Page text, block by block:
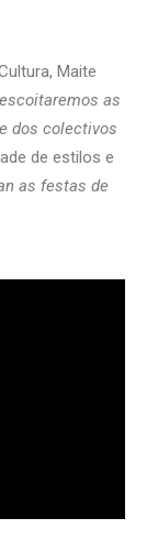
Maite
as
dos colectivos
de estilos e
as festas de